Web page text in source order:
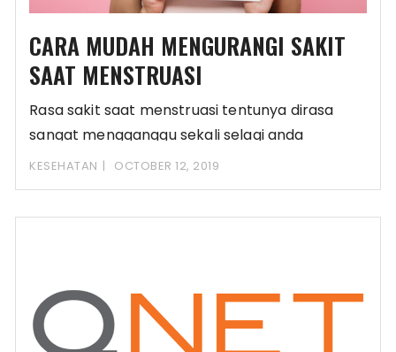
CARA MUDAH MENGURANGI SAKIT
SAAT MENSTRUASI
Rasa sakit saat menstruasi tentunya dirasa
sangat mengganggu sekali selagi anda
melakukan berbagai aktivitas sehari-hari.
KESEHATAN OCTOBER 12, 2019